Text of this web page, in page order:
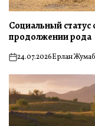
Социальный статус
продолжении рода
on24.07.2026Ерлан